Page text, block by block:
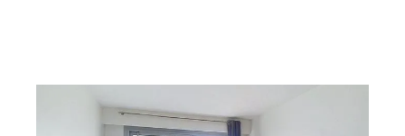
PARIS 75005
2, 1 pièce